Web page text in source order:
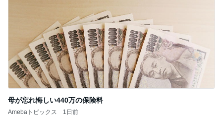
母が忘れ悔しい440万の保険料
Amebaトピックス 1日前